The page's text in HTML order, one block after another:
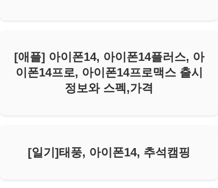
[애플] 아이폰14, 아이폰14플러스, 아
이폰14프로, 아이폰14프로맥스 출시
정보와 스펙,가격
[일기]태풍, 아이폰14, 추석캠핑